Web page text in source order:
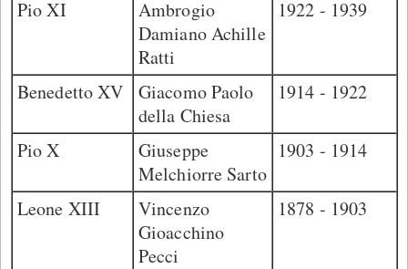
Pio XI
Ambrogio
Damiano Achille
Ratti
1922 - 1939
Benedetto XV
Giacomo Paolo
della Chiesa
1914 - 1922
Pio X
Giuseppe
Melchiorre Sarto
1903 - 1914
Leone XIII
Vincenzo
Gioacchino
Pecci
1878 - 1903